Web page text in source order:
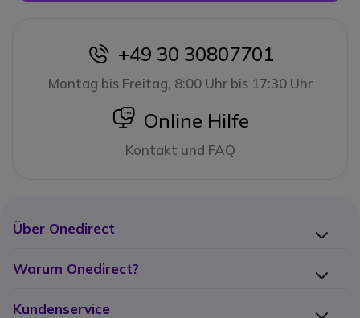
icon
+49 30 30807701
Montag bis Freitag, 8:00 Uhr bis 17:30 Uhr
icon
Online Hilfe
Kontakt und FAQ
Über Onedirect
Warum Onedirect?
Kundenservice